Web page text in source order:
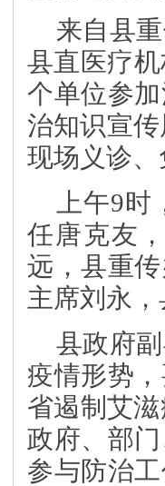
来自县
县直医疗
个单位参
治知识宣
现场义诊
上午9
任唐克友
远，县重
主席刘永
县政府
疫情形势
省遏制艾
政府、部
参与防治